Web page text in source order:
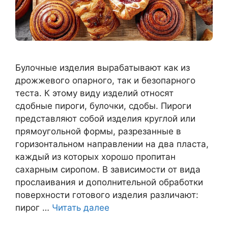
Булочные изделия вырабатывают как из
дрожжевого опарного, так и безопарного
теста. К этому виду изделий относят
сдобные пироги, булочки, сдобы. Пироги
представляют собой изделия круглой или
прямоугольной формы, разрезанные в
горизонтальном направлении на два пласта,
каждый из которых хорошо пропитан
сахарным сиропом. В зависимости от вида
прослаивания и дополнительной обработки
поверхности готового изделия различают:
пирог … Читать далее